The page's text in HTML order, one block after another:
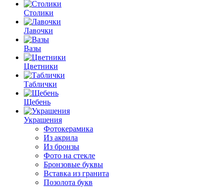
Столики
Лавочки
Вазы
Цветники
Таблички
Щебень
Украшения
Фотокерамика
Из акрила
Из бронзы
Фото на стекле
Бронзовые буквы
Вставка из гранита
Позолота букв